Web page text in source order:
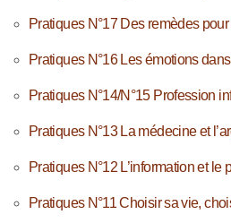
Pratiques N°17 Des remèdes
Pratiques N°16 Les émotions
Pratiques N°14/N°15 Profession
Pratiques N°13 La médecine et
Pratiques N°12 L’information et le
Pratiques N°11 Choisir sa vie,